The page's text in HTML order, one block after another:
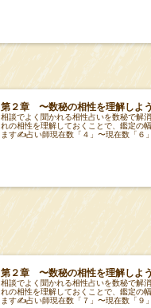
第２章 〜数秘の相性を理解しよ
相談でよく聞かれる相性占いを数秘で解
れの相性を理解しておくことで、鑑定の
ます✍️占い師現在数「４」〜現在数「６
第２章 〜数秘の相性を理解しよ
相談でよく聞かれる相性占いを数秘で解
れの相性を理解しておくことで、鑑定の
ます✍️占い師現在数「７」〜現在数「９